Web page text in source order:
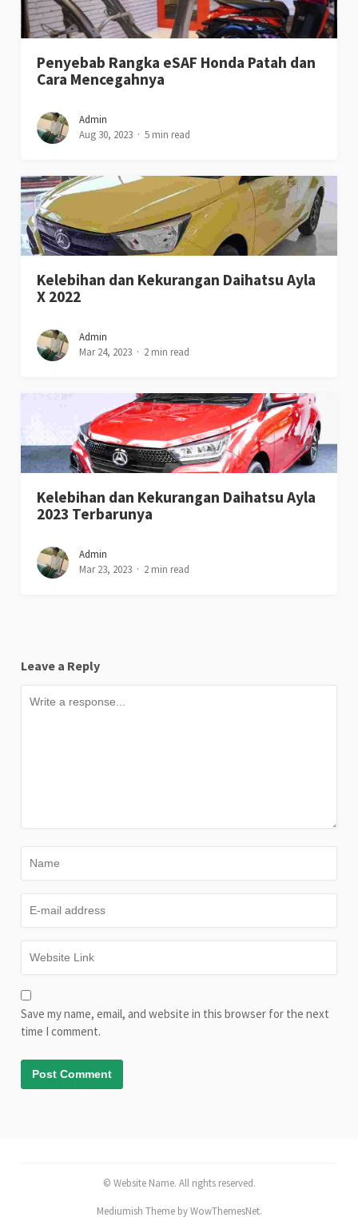
Penyebab Rangka eSAF Honda Patah dan
Cara Mencegahnya
Admin
Aug 30, 2023
5 min read
Kelebihan dan Kekurangan Daihatsu Ayla
X 2022
Admin
Mar 24, 2023
2 min read
Kelebihan dan Kekurangan Daihatsu Ayla
2023 Terbarunya
Admin
Mar 23, 2023
2 min read
Leave a Reply
Save my name, email, and website in this browser for the next
time I comment.
© Website Name. All rights reserved.
Mediumish Theme by WowThemesNet.